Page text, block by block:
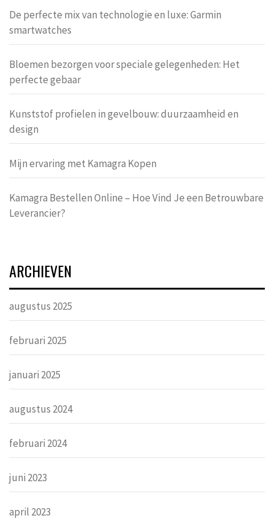
De perfecte mix van technologie en luxe: Garmin
smartwatches
Bloemen bezorgen voor speciale gelegenheden: Het
perfecte gebaar
Kunststof profielen in gevelbouw: duurzaamheid en
design
Mijn ervaring met Kamagra Kopen
Kamagra Bestellen Online – Hoe Vind Je een Betrouwbare
Leverancier?
ARCHIEVEN
augustus 2025
februari 2025
januari 2025
augustus 2024
februari 2024
juni 2023
april 2023